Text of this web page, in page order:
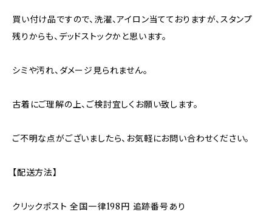
買い付け品ですので、洗濯、アイロン当てておりますが、スタンプ
残りからも、デッドストックかと思います。
シミや汚れ、ダメージ見られません。
古着にご理解の上、ご検討宜しくお願い致します。
ご不明な点がございましたら、お気軽にお問い合わせください。
【配送方法】
クリックポスト 全国一律198円 追跡番号あり